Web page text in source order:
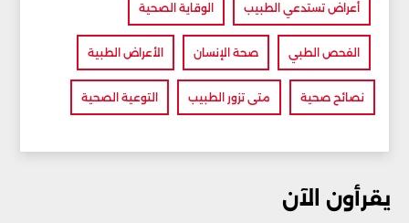
أعراض تستدعي الطبيب الوقاية الصحية
الفحص الطبي صحة الإنسان الأعراض الطبية
نصائح صحية متى تزور الطبيب التوعية الصحية
يقرأون الآن